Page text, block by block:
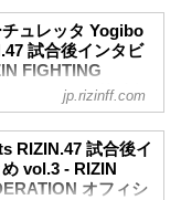
・コイケ vs. フアン・
：5分 3R（66.0kg）
コイケ vs. フアン・
タップアウト：ヒール
vs. シェ...
presents
たちの試合後インタ
オ・ペティス 試合後
presents RIZIN.47
リベンジできた。本
ど」
ュレッタ Yogibo
試合後インタビ
FIGHTING
フィシャルサイト
presents
たちの試合後インタ
jp.rizinff.com
RIZIN.47 試合後イ
vol.3 - RIZIN
オフィシ